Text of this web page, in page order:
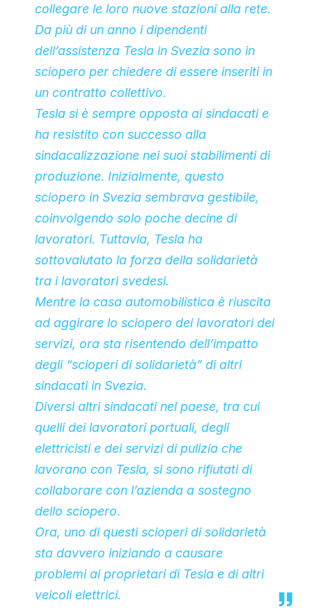
collegare le loro nuove stazioni alla rete.
Da più di un anno i dipendenti
dell’assistenza Tesla in Svezia sono in
sciopero per chiedere di essere inseriti in
un contratto collettivo.
Tesla si è sempre opposta ai sindacati e
ha resistito con successo alla
sindacalizzazione nei suoi stabilimenti di
produzione. Inizialmente, questo
sciopero in Svezia sembrava gestibile,
coinvolgendo solo poche decine di
lavoratori. Tuttavia, Tesla ha
sottovalutato la forza della solidarietà
tra i lavoratori svedesi.
Mentre la casa automobilistica è riuscita
ad aggirare lo sciopero dei lavoratori dei
servizi, ora sta risentendo dell’impatto
degli “scioperi di solidarietà” di altri
sindacati in Svezia.
Diversi altri sindacati nel paese, tra cui
quelli dei lavoratori portuali, degli
elettricisti e dei servizi di pulizia che
lavorano con Tesla, si sono rifiutati di
collaborare con l’azienda a sostegno
dello sciopero.
Ora, uno di questi scioperi di solidarietà
sta davvero iniziando a causare
problemi ai proprietari di Tesla e di altri
veicoli elettrici.